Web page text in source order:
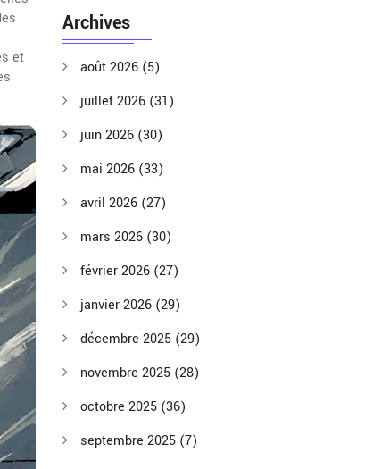
et
Archives
août 2026 (5)
juillet 2026 (31)
juin 2026 (30)
mai 2026 (33)
avril 2026 (27)
mars 2026 (30)
février 2026 (27)
janvier 2026 (29)
décembre 2025 (29)
novembre 2025 (28)
octobre 2025 (36)
septembre 2025 (7)